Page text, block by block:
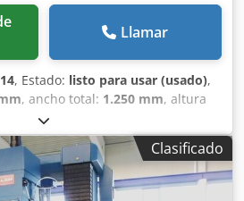
Llamar
, Estado: listo para usar (usado),
, ancho total: 1.250 mm, altura
del motor del husillo:
3.080 mm, velocidad del
, número de ejes: 3 , Esta
RB 63/20 W se fabricó en 2014.
de taladrado de 63 mm en
Clasificado